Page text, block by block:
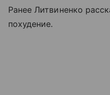
Ранее Литвиненко
похудение.